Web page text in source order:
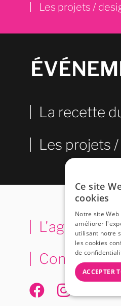
Les projets /
La recette
Les projets
L'agence
Contactez-
Ce site
cookies
Notre site
améliorer
utilisant notre
les cookies
de
ACCEPTER